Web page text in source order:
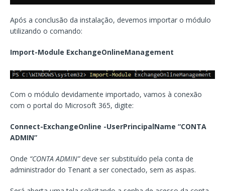
Após a conclusão da instalação, devemos importar o módulo
utilizando o comando:
Import-Module ExchangeOnlineManagement
Com o módulo devidamente importado, vamos à conexão
com o portal do Microsoft 365, digite:
Connect-ExchangeOnline -UserPrincipalName “CONTA
ADMIN”
Onde “CONTA ADMIN”deve ser substituído pela conta de
administrador do Tenant a ser conectado, sem as aspas.